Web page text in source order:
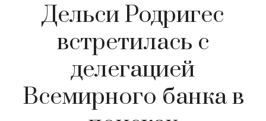
Дельси Родригес
встретилась с
делегацией
Всемирного банка в